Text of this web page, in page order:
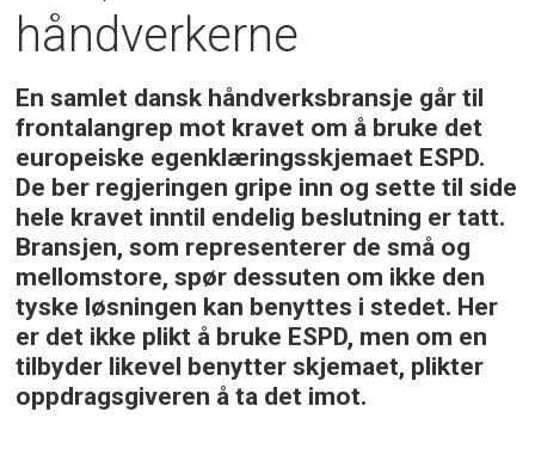
håndverkerne
En samlet dansk håndverksbransje går til
frontalangrep mot kravet om å bruke det
europeiske egenklæringsskjemaet ESPD.
De ber regjeringen gripe inn og sette til side
hele kravet inntil endelig beslutning er tatt.
Bransjen, som representerer de små og
mellomstore, spør dessuten om ikke den
tyske løsningen kan benyttes i stedet. Her
er det ikke plikt å bruke ESPD, men om en
tilbyder likevel benytter skjemaet, plikter
oppdragsgiveren å ta det imot.